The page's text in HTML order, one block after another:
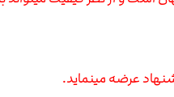
عرضه مینماید.